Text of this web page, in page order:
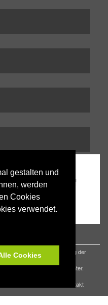
gestalten und
werden
Cookies
verwendet.
Cookies
die gleichzeitige Verwendung der
w/d) verzichtet.
für alle Geschlechter.
Kontakt